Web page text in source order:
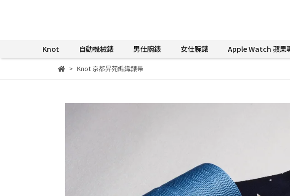
Knot 自動機械錶 男仕腕錶 女仕腕錶 Apple Watch 蘋果
Knot 京都昇苑編織錶帶